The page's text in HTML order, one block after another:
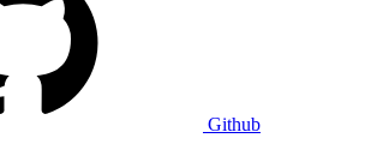
Github